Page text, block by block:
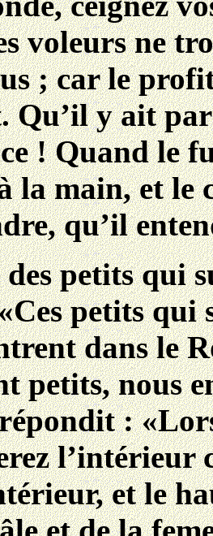
voleurs ne
; car le
Qu’il y ait
! Quand le
la main, et le
qu’il
des petits qui
petits qui
dans le
petits, nous
:
l’intérieur
et le